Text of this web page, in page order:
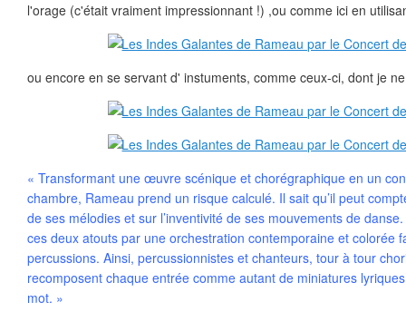
l'orage (c'était vraiment impressionnant !) ,ou comme ici en
ou encore en se servant d' instuments, comme ceux-ci, dont je
« Transformant une œuvre scénique et chorégraphique en un
chambre, Rameau prend un risque calculé. Il sait qu’il peut
de ses mélodies et sur l’inventivité de ses mouvements de
ces deux atouts par une orchestration contemporaine et colorée
percussions. Ainsi, percussionnistes et chanteurs, tour à tour
recomposent chaque entrée comme autant de miniatures
mot. »